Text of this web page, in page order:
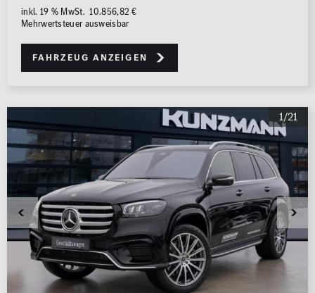
inkl. 19 % MwSt. 10.856,82 €
Mehrwertsteuer ausweisbar
Fahrzeug anzeigen
1/21